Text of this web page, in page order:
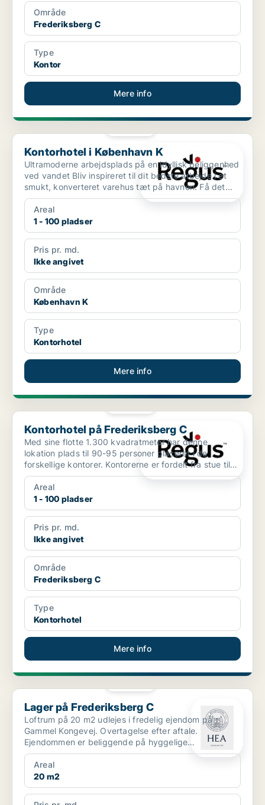
Område
Frederiksberg C
Type
Kontor
Mere info
Kontorhotel i København K
Kontorhotel i København K
Ultramoderne arbejdsplads på en idyllisk beliggenhed
ved vandet Bliv inspireret til dit bedste arbejde i et
smukt, konverteret varehus tæt på havnen. Få det...
Areal
1 - 100 pladser
Pris pr. md.
Ikke angivet
Område
København K
Type
Kontorhotel
Mere info
Kontorhotel på Frederiksberg C
Kontorhotel på Frederiksberg C
Med sine flotte 1.300 kvadratmeter har denne
lokation plads til 90-95 personer placeret i de
forskellige kontorer. Kontorerne er fordelt fra stue til
3.sal, ...
Areal
1 - 100 pladser
Pris pr. md.
Ikke angivet
Område
Frederiksberg C
Type
Kontorhotel
Mere info
Lager på Frederiksberg C
Lager på Frederiksberg C
Loftrum på 20 m2 udlejes i fredelig ejendom på
Gammel Kongevej. Overtagelse efter aftale.
Ejendommen er beliggende på hyggelige
Frederiksberg med et ...
Areal
20 m2